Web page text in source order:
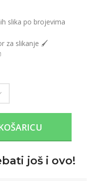
slika po brojevima
za slikanje 🖌️
još i ovo!